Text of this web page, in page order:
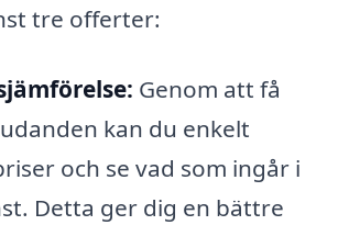
tre offerter:
Genom att få
kan du enkelt
och se vad som ingår i
Detta ger dig en bättre